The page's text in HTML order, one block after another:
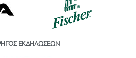
ΕΚΔΗΛΩΣΕΩΝ